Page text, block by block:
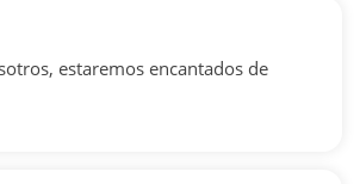
estaremos encantados de